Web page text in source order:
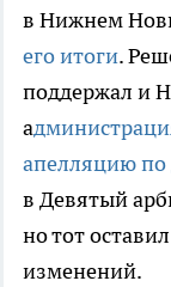
в Нижнем
его итоги.
поддержал и
а
апелляцию
в Девятый
но тот
изменений.